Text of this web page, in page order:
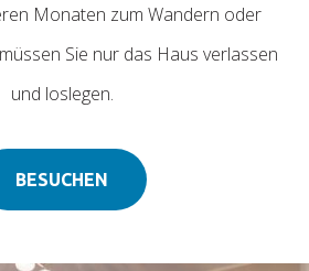
Monaten zum Wandern oder
Sie nur das Haus verlassen
und loslegen.
BESUCHEN